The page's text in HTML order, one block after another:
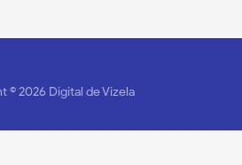
©2026 Digital de Vizela